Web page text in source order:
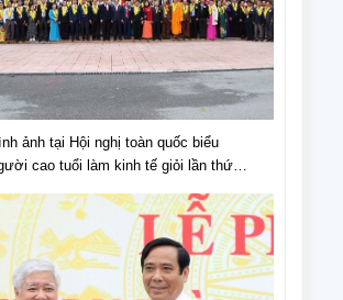
ảnh tại Hội nghị toàn quốc biểu
cao tuổi làm kinh tế giỏi lần thứ